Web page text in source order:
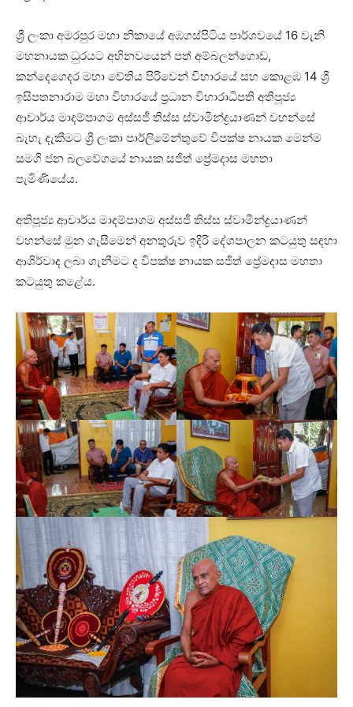
ශ්‍රී ලංකා අමරපුර මහා නිකායේ අඹගස්පිටිය පාර්ශවයේ 16 වැනි
මහනායක ධුරයට අභිනවයෙන් පත් අම්බලන්ගොඩ,
කන්දෙගෙදර මහා චේතිය පිරිවෙන් විහාරයේ සහ කොළඹ 14 ශ්‍රී
ඉසිපතනාරාම මහා විහාරයේ ප්‍රධාන විහාරාධිපති අතිපූජ්‍ය
ආචාර්ය මාදම්පාගම අස්සජී තිස්ස ස්වාමීන්ද්‍රයාණන් වහන්සේ
බැහැ දැකීමට ශ්‍රී ලංකා පාර්ලිමේන්තුවේ විපක්ෂ නායක මෙන්ම
සමගි ජන බලවේගයේ නායක සජිත් ප්‍රේමදාස මහතා
පැමිණියේය.
අතිපූජ්‍ය ආචාර්ය මාදම්පාගම අස්සජී තිස්ස ස්වාමීන්ද්‍රයාණන්
වහන්සේ මුන ගැසීමෙන් අනතුරුව ඉදිරි දේශපාලන කටයුතු සඳහා
ආශිර්වාද ලබා ගැනීමට ද විපක්ෂ නායක සජිත් ප්‍රේමදාස මහතා
කටයුතු කළේය.